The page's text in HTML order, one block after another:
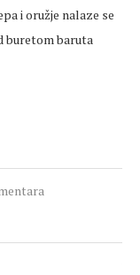
i oružje nalaze se
buretom baruta